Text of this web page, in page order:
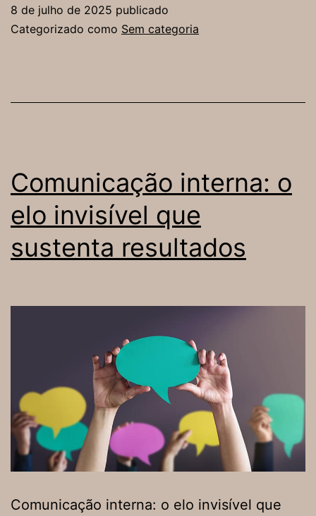
ativa:
trabalho
8 de julho de 2025 publicado
Categorizado como Sem categoria
Comunicação interna: o
elo invisível que
sustenta resultados
Comunicação interna: o elo invisível que